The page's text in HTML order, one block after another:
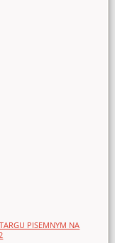
PISEMNYM NA